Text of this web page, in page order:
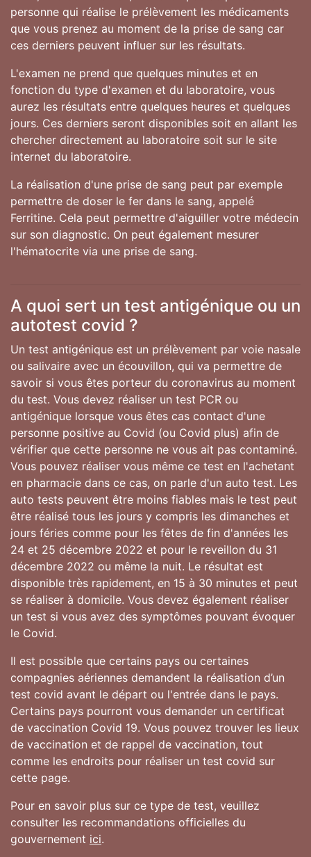
personne qui réalise le prélèvement les médicaments
que vous prenez au moment de la prise de sang car
ces derniers peuvent influer sur les résultats.
L'examen ne prend que quelques minutes et en
fonction du type d'examen et du laboratoire, vous
aurez les résultats entre quelques heures et quelques
jours. Ces derniers seront disponibles soit en allant les
chercher directement au laboratoire soit sur le site
internet du laboratoire.
La réalisation d'une prise de sang peut par exemple
permettre de doser le fer dans le sang, appelé
Ferritine. Cela peut permettre d'aiguiller votre médecin
sur son diagnostic. On peut également mesurer
l'hématocrite via une prise de sang.
A quoi sert un test antigénique ou un
autotest covid ?
Un test antigénique est un prélèvement par voie nasale
ou salivaire avec un écouvillon, qui va permettre de
savoir si vous êtes porteur du coronavirus au moment
du test. Vous devez réaliser un test PCR ou
antigénique lorsque vous êtes cas contact d'une
personne positive au Covid (ou Covid plus) afin de
vérifier que cette personne ne vous ait pas contaminé.
Vous pouvez réaliser vous même ce test en l'achetant
en pharmacie dans ce cas, on parle d'un auto test. Les
auto tests peuvent être moins fiables mais le test peut
être réalisé tous les jours y compris les dimanches et
jours féries comme pour les fêtes de fin d'années les
24 et 25 décembre 2022 et pour le reveillon du 31
décembre 2022 ou même la nuit. Le résultat est
disponible très rapidement, en 15 à 30 minutes et peut
se réaliser à domicile. Vous devez également réaliser
un test si vous avez des symptômes pouvant évoquer
le Covid.
Il est possible que certains pays ou certaines
compagnies aériennes demandent la réalisation d’un
test covid avant le départ ou l'entrée dans le pays.
Certains pays pourront vous demander un certificat
de vaccination Covid 19. Vous pouvez trouver les lieux
de vaccination et de rappel de vaccination, tout
comme les endroits pour réaliser un test covid sur
cette page.
Pour en savoir plus sur ce type de test, veuillez
consulter les recommandations officielles du
gouvernement ici.